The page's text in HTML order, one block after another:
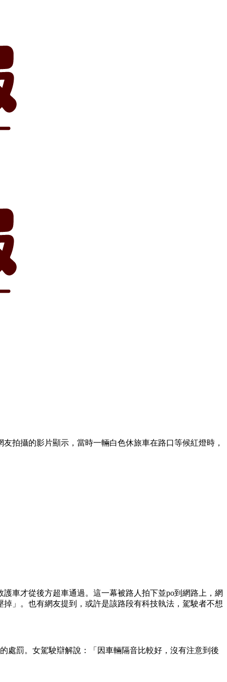
拍攝的影片顯示，當時一輛白色休旅車在路口等候紅燈時，
車才從後方超車通過。這一幕被路人拍下並po到網路上，網
」。也有網友提到，或許是該路段有科技執法，駕駛者不想
處罰。女駕駛辯解說：「因車輛隔音比較好，沒有注意到後